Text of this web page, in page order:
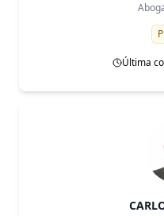
Última